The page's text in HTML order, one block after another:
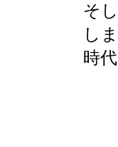
そ
し
時